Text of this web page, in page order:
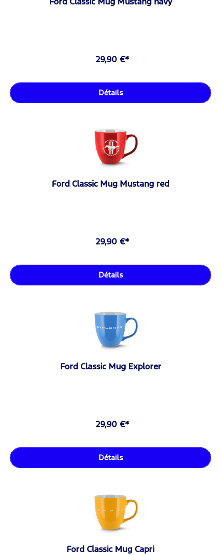
29,90 €*
Détails
Ford Classic Mug Mustang red
29,90 €*
Détails
Ford Classic Mug Explorer
29,90 €*
Détails
Ford Classic Mug Capri